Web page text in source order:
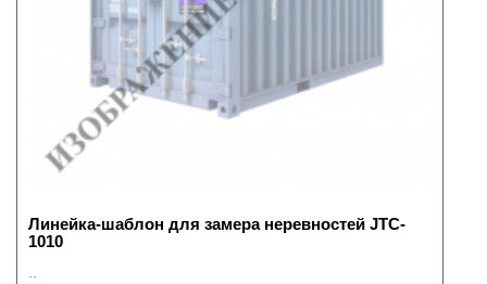
Линейка-шаблон для замера неревностей JTC-
1010